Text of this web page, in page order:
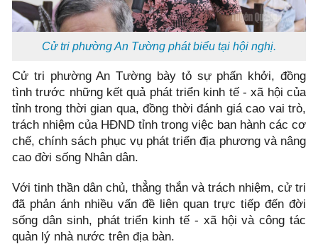
Cử tri phường An Tường phát biểu tại hội nghị.
Cử tri phường An Tường bày tỏ sự phấn khởi, đồng
tình trước những kết quả phát triển kinh tế - xã hội của
tỉnh trong thời gian qua, đồng thời đánh giá cao vai trò,
trách nhiệm của HĐND tỉnh trong việc ban hành các cơ
chế, chính sách phục vụ phát triển địa phương và nâng
cao đời sống Nhân dân.
Với tinh thần dân chủ, thẳng thắn và trách nhiệm, cử tri
đã phản ánh nhiều vấn đề liên quan trực tiếp đến đời
sống dân sinh, phát triển kinh tế - xã hội và công tác
quản lý nhà nước trên địa bàn.